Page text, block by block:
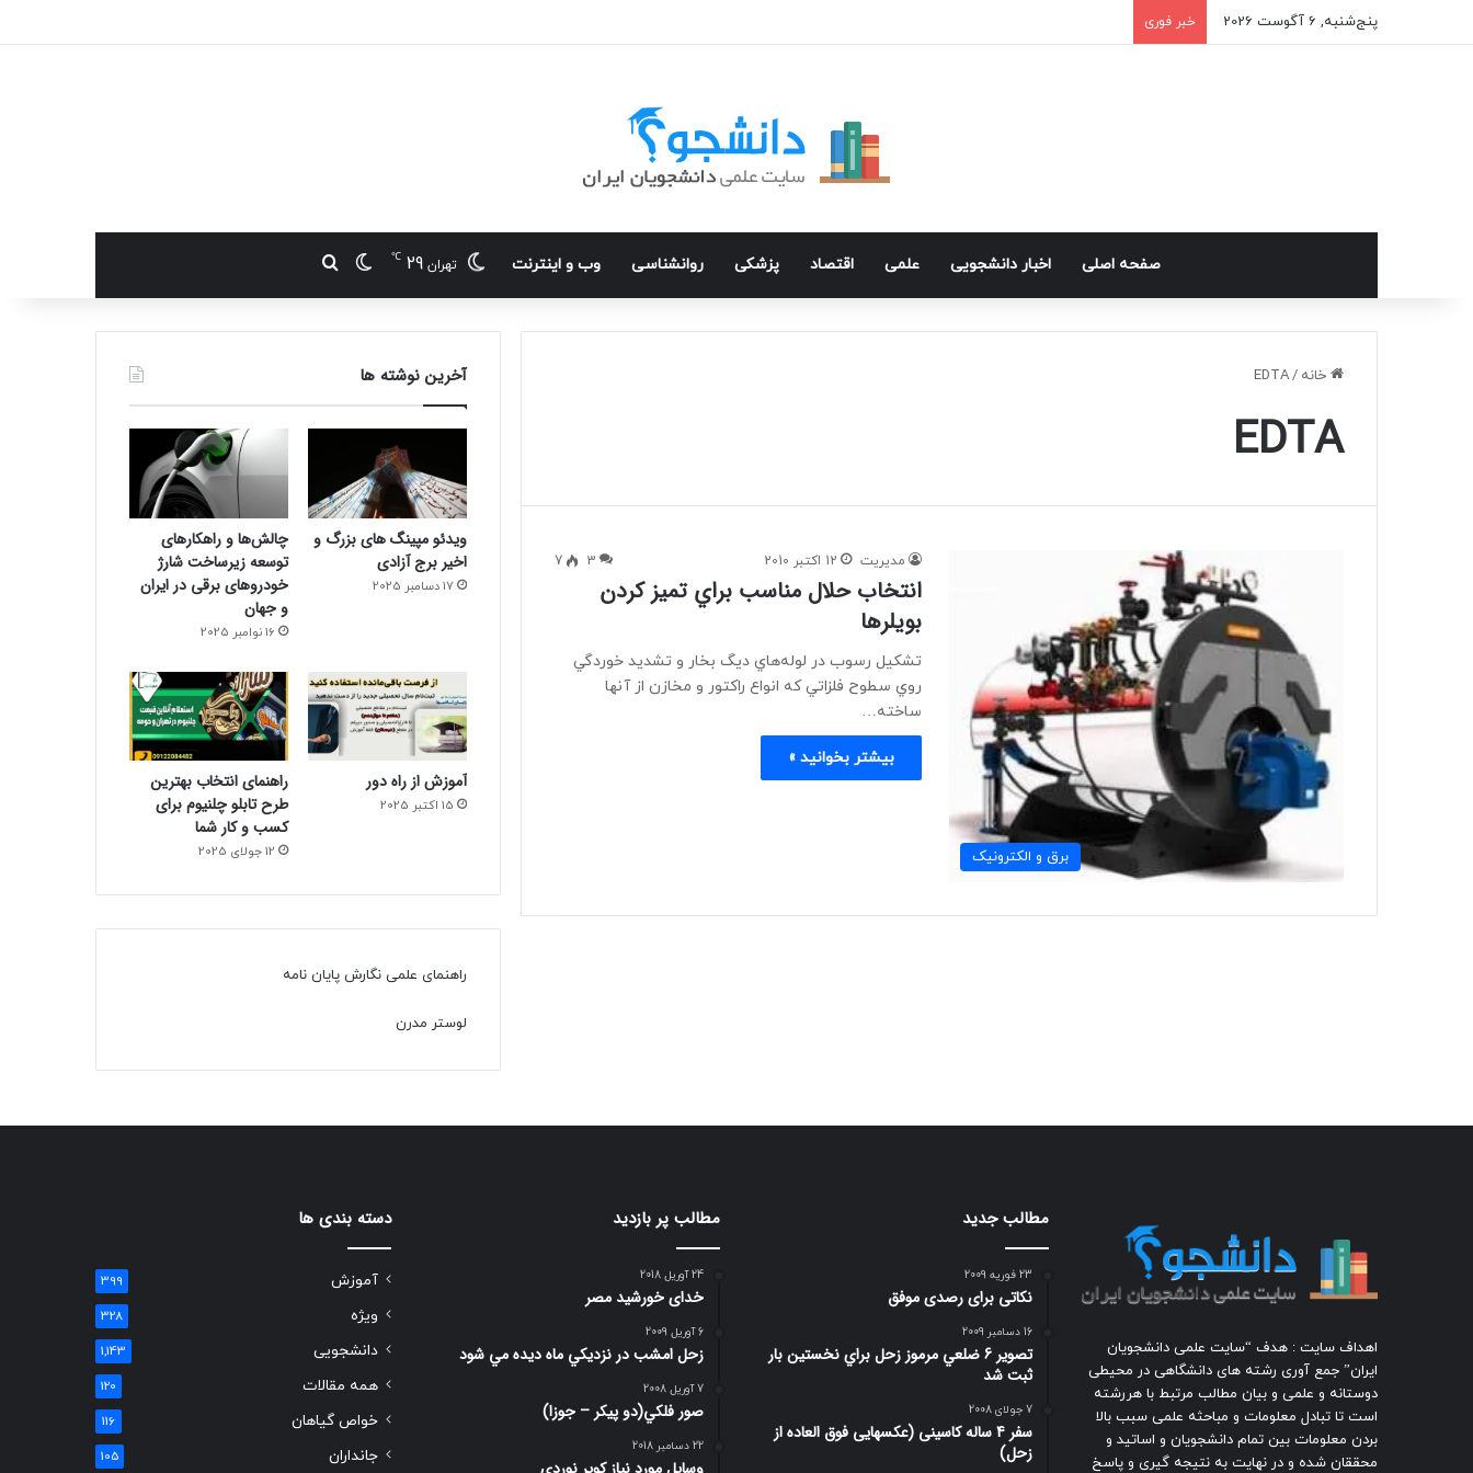
پنج‌شنبه, 6 آگوست 2026 خبر فوری
صفحه اصلی اخبار دانشجویی علمی اقتصاد پزشکی روانشناسی وب و اینترنت تهران 29
℃ تغییر پوسته
جستجو برای
خانه /
EDTA
EDTA
برق و الکترونیک
مدیریت 12 اکتبر 2010 3
7
انتخاب حلال مناسب براي تميز كردن
بويلرها
تشكيل‌ رسوب‌ در لوله‌هاي‌ ديگ‌ بخار و تشديد خوردگي‌
روي‌ سطوح‌ فلزاتي‌ كه‌ انواع‌ راكتور و مخازن‌ از آنها
ساخته‌…
بیشتر بخوانید »
آخرین نوشته ها
ویدئو مپینگ های بزرگ و
اخیر برج آزادی
17 دسامبر 2025
چالش‌ها و راهکارهای
توسعه زیرساخت شارژ
خودروهای برقی در ایران
و جهان
16 نوامبر 2025
آموزش از راه دور
15 اکتبر 2025
راهنمای انتخاب بهترین
طرح تابلو چلنیوم برای
کسب و کار شما
12 جولای 2025
راهنمای علمی نگارش پایان نامه
لوستر مدرن
اهداف سایت : هدف “سایت علمی دانشجویان
ایران” جمع آوری رشته های دانشگاهی در محیطی
دوستانه و علمی و بیان مطالب مرتبط با هررشته
است تا تبادل معلومات و مباحثه علمی سبب بالا
بردن معلومات بین تمام دانشجویان و اساتید و
محققان شده و در نهایت به نتیجه گیری و پاسخ
مطالب جدید
23 فوریه 2009
نکاتی برای رصدی موفق
16 دسامبر 2009
تصوير 6 ضلعي مرموز زحل براي نخستين بار
ثبت شد
7 جولای 2008
سفر 4 ساله کاسینی (عکسهایی فوق العاده از
زحل)
مطالب پر بازدید
24 آوریل 2018
خدای خورشید مصر
6 آوریل 2009
زحل امشب در نزديكي ماه ديده مي شود
7 آوریل 2008
صور فلكي(دو پیکر – جوزا)
22 دسامبر 2018
دسته بندی ها
آموزش 399
ویژه 328
دانشجویی 1,143
همه مقالات 120
خواص گیاهان 116
جانداران 105